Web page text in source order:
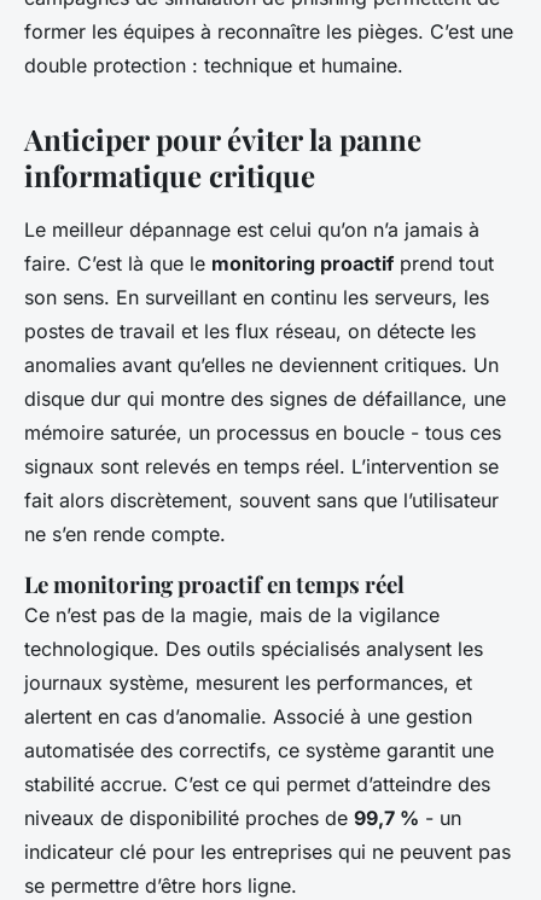
former les équipes à reconnaître les pièges. C’est une
double protection : technique et humaine.
Anticiper pour éviter la panne
informatique critique
Le meilleur dépannage est celui qu’on n’a jamais à
faire. C’est là que le monitoring proactif prend tout
son sens. En surveillant en continu les serveurs, les
postes de travail et les flux réseau, on détecte les
anomalies avant qu’elles ne deviennent critiques. Un
disque dur qui montre des signes de défaillance, une
mémoire saturée, un processus en boucle - tous ces
signaux sont relevés en temps réel. L’intervention se
fait alors discrètement, souvent sans que l’utilisateur
ne s’en rende compte.
Le monitoring proactif en temps réel
Ce n’est pas de la magie, mais de la vigilance
technologique. Des outils spécialisés analysent les
journaux système, mesurent les performances, et
alertent en cas d’anomalie. Associé à une gestion
automatisée des correctifs, ce système garantit une
stabilité accrue. C’est ce qui permet d’atteindre des
niveaux de disponibilité proches de 99,7 % - un
indicateur clé pour les entreprises qui ne peuvent pas
se permettre d’être hors ligne.